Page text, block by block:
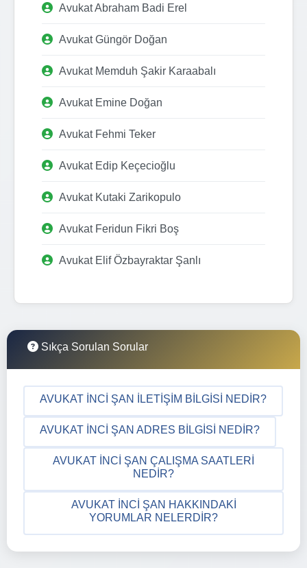
Avukat Abraham Badi Erel
Avukat Güngör Doğan
Avukat Memduh Şakir Karaabalı
Avukat Emine Doğan
Avukat Fehmi Teker
Avukat Edip Keçecioğlu
Avukat Kutaki Zarikopulo
Avukat Feridun Fikri Boş
Avukat Elif Özbayraktar Şanlı
Sıkça Sorulan Sorular
AVUKAT İNCI ŞAN İLETIŞIM BILGISI NEDIR?
AVUKAT İNCI ŞAN ADRES BILGISI NEDIR?
AVUKAT İNCI ŞAN ÇALIŞMA SAATLERI
NEDIR?
AVUKAT İNCI ŞAN HAKKINDAKI
YORUMLAR NELERDIR?